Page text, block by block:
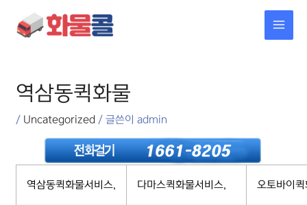
건너뛰기
역삼동퀵화물
/ Uncategorized / 글쓴이admin
역삼동퀵화물서비스, 다마스퀵화물서비스, 오토바이